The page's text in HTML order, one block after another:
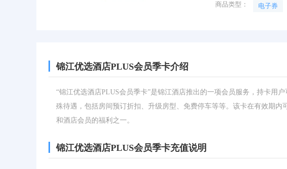
商品类型： 电子券
锦江优选酒店PLUS会员季卡介绍
“锦江优选酒店PLUS会员季卡”是锦江酒店推出的一项会员服务，持卡用
殊待遇，包括房间预订折扣、升级房型、免费停车等等。该卡在有效期
和酒店会员的福利之一。
锦江优选酒店PLUS会员季卡充值说明